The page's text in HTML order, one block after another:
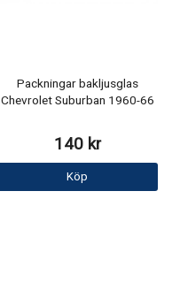
Packningar bakljusglas
Chevrolet Suburban 1960-66
140 kr
Köp